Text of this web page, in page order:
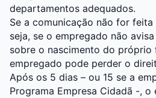
departamentos adequados.
Se a comunicação não for
seja, se o empregado não
sobre o nascimento do próprio
empregado pode perder o
Após os 5 dias – ou 15 se a
Programa Empresa Cidadã -, o